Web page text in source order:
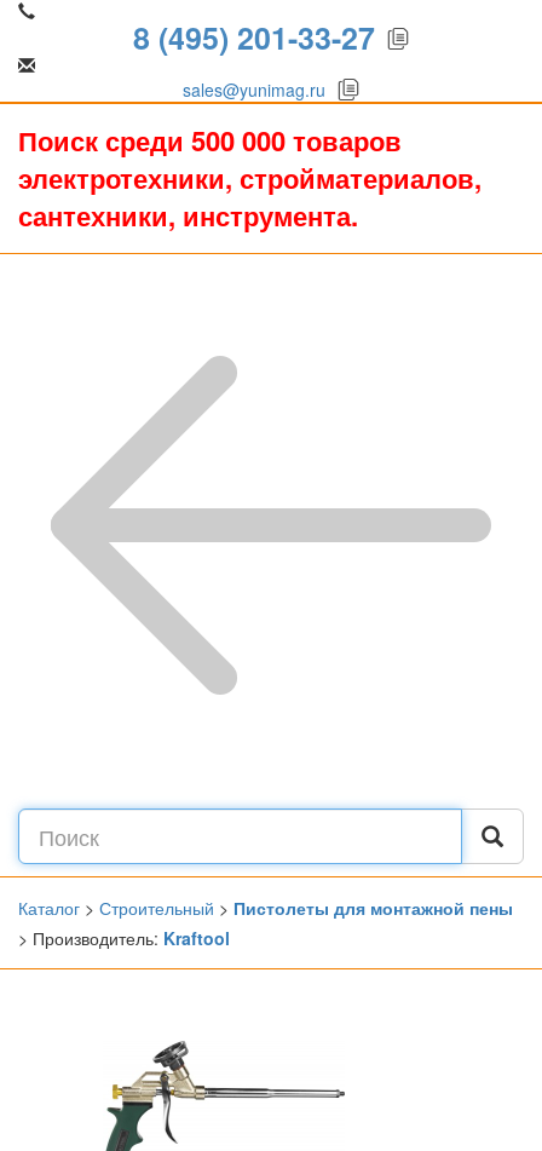
8 (495) 201-33-27
sales@yunimag.ru
Поиск среди 500 000 товаров
электротехники, стройматериалов,
сантехники, инструмента.
Каталог > Строительный > Пистолеты для монтажной пены
> Производитель: Kraftool